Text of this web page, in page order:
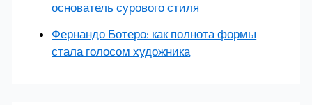
основатель сурового стиля
Фернандо Ботеро: как полнота формы
стала голосом художника